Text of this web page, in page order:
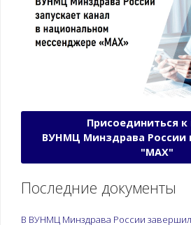
Присоединиться к
ВУНМЦ Минздрава России
"МАХ"
Последние документы
В ВУНМЦ Минздрава России